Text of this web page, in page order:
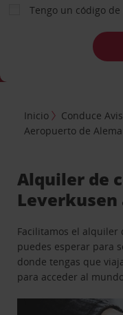
Tengo un código
Inicio Conduce Avis
Aeropuerto de
Alquiler de
Leverkusen
Facilitamos el alquiler
puedes esperar para
donde tengas que
para acceder al